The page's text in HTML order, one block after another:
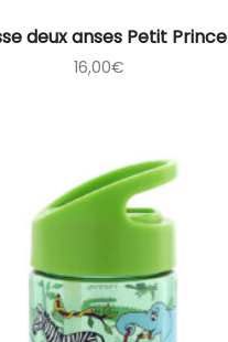
deux anses Petit Prince
16,00€